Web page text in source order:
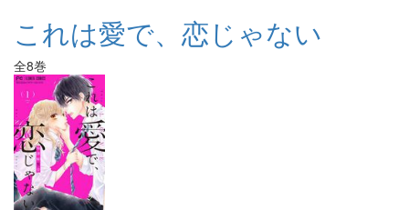
これは愛で、恋じゃない
全8巻